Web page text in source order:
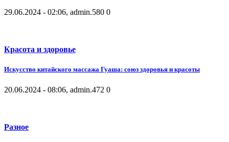
29.06.2024 - 02:06, admin.580 0
Красота и здоровье
Искусство китайского массажа Гуаша: союз здоровья и красоты
20.06.2024 - 08:06, admin.472 0
Разное